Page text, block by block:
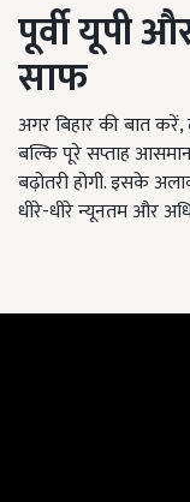
पूर्वी यूपी
साफ
अगर बिहार की बात करें,
बल्कि पूरे सप्ताह
बढ़ोतरी होगी. इसके
धीरे-धीरे न्यूनतम और